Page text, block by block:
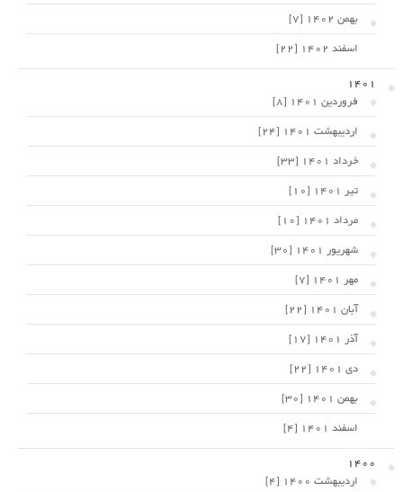
بهمن 1402 [7]
اسفند 1402 [22]
1401
فروردین 1401 [8]
اردیبهشت 1401 [24]
خرداد 1401 [33]
تیر 1401 [10]
مرداد 1401 [10]
شهریور 1401 [30]
مهر 1401 [7]
آبان 1401 [22]
آذر 1401 [17]
دی 1401 [22]
بهمن 1401 [30]
اسفند 1401 [4]
1400
اردیبهشت 1400 [4]